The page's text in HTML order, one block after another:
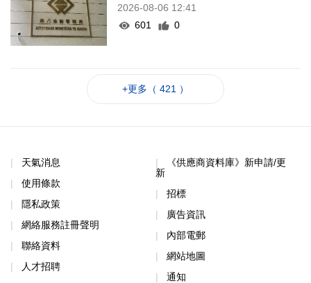
2026-08-06 12:41
601
0
+更多（ 421 ）
天氣消息
使用條款
隱私政策
網絡服務註冊聲明
聯絡資料
人才招聘
《供應商資料庫》新申請/更
新
招標
廣告資訊
內部電郵
網站地圖
通知